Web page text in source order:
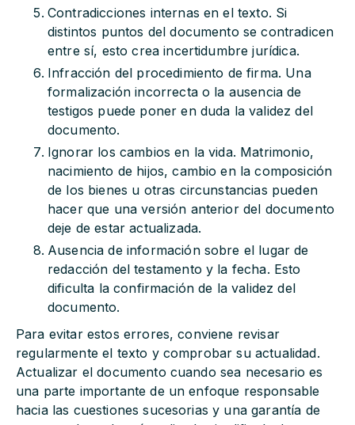
Contradicciones internas en el texto. Si
distintos puntos del documento se contradicen
entre sí, esto crea incertidumbre jurídica.
Infracción del procedimiento de firma. Una
formalización incorrecta o la ausencia de
testigos puede poner en duda la validez del
documento.
Ignorar los cambios en la vida. Matrimonio,
nacimiento de hijos, cambio en la composición
de los bienes u otras circunstancias pueden
hacer que una versión anterior del documento
deje de estar actualizada.
Ausencia de información sobre el lugar de
redacción del testamento y la fecha. Esto
dificulta la confirmación de la validez del
documento.
Para evitar estos errores, conviene revisar
regularmente el texto y comprobar su actualidad.
Actualizar el documento cuando sea necesario es
una parte importante de un enfoque responsable
hacia las cuestiones sucesorias y una garantía de